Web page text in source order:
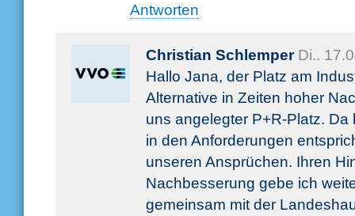
Antworten
Christian Schlemper Di..
Hallo Jana, der Platz am
Alternative in Zeiten hoher
uns angelegter P+R-Platz.
in den Anforderungen
unseren Ansprüchen. Ihren
Nachbesserung gebe ich
gemeinsam mit der